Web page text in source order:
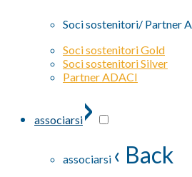
Soci sostenitori/ Partner
Soci sostenitori Gold
Soci sostenitori Silver
Partner ADACI
associarsi›
associarsi ‹ Back